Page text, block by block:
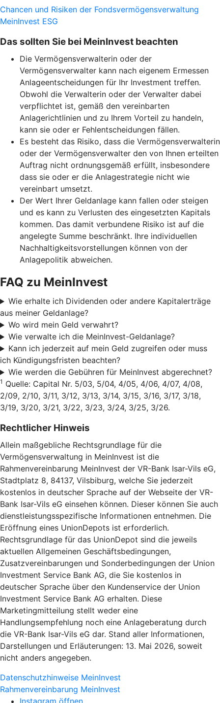
Chancen und Risiken der Fondsvermögensverwaltung
MeinInvest ESG
Das sollten Sie bei MeinInvest beachten
Die Vermögensverwalterin oder der
Vermögensverwalter kann nach eigenem Ermessen
Anlageentscheidungen für Ihr Investment treffen.
Obwohl die Verwalterin oder der Verwalter dabei
verpflichtet ist, gemäß den vereinbarten
Anlagerichtlinien und zu Ihrem Vorteil zu handeln,
kann sie oder er Fehlentscheidungen fällen.
Es besteht das Risiko, dass die Vermögensverwalterin
oder der Vermögensverwalter den von Ihnen erteilten
Auftrag nicht ordnungsgemäß erfüllt, insbesondere
dass sie oder er die Anlagestrategie nicht wie
vereinbart umsetzt.
Der Wert Ihrer Geldanlage kann fallen oder steigen
und es kann zu Verlusten des eingesetzten Kapitals
kommen. Das damit verbundene Risiko ist auf die
angelegte Summe beschränkt. Ihre individuellen
Nachhaltigkeitsvorstellungen können von der
Anlagepolitik abweichen.
FAQ zu MeinInvest
Wie erhalte ich Dividenden oder andere Kapitalerträge
aus meiner Geldanlage?
Wo wird mein Geld verwahrt?
Wie verwalte ich die MeinInvest-Geldanlage?
Kann ich jederzeit auf mein Geld zugreifen oder muss
ich Kündigungsfristen beachten?
Wie werden die Gebühren für MeinInvest abgerechnet?
1 Quelle: Capital Nr. 5/03, 5/04, 4/05, 4/06, 4/07, 4/08,
2/09, 2/10, 3/11, 3/12, 3/13, 3/14, 3/15, 3/16, 3/17, 3/18,
3/19, 3/20, 3/21, 3/22, 3/23, 3/24, 3/25, 3/26.
Rechtlicher Hinweis
Allein maßgebliche Rechtsgrundlage für die
Vermögensverwaltung in MeinInvest ist die
Rahmenvereinbarung MeinInvest der VR-Bank Isar-Vils eG,
Stadtplatz 8, 84137, Vilsbiburg, welche Sie jederzeit
kostenlos in deutscher Sprache auf der Webseite der VR-
Bank Isar-Vils eG einsehen können. Dieser können Sie auch
dienstleistungsspezifische Informationen entnehmen. Die
Eröffnung eines UnionDepots ist erforderlich.
Rechtsgrundlage für das UnionDepot sind die jeweils
aktuellen Allgemeinen Geschäftsbedingungen,
Zusatzvereinbarungen und Sonderbedingungen der Union
Investment Service Bank AG, die Sie kostenlos in
deutscher Sprache über den Kundenservice der Union
Investment Service Bank AG erhalten. Diese
Marketingmitteilung stellt weder eine
Handlungsempfehlung noch eine Anlageberatung durch
die VR-Bank Isar-Vils eG dar. Stand aller Informationen,
Darstellungen und Erläuterungen: 13. Mai 2026, soweit
nicht anders angegeben.
Datenschutzhinweise MeinInvest
Rahmenvereinbarung MeinInvest